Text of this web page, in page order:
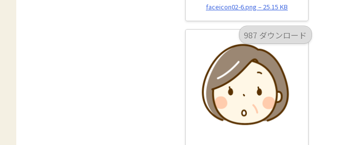
faceicon02-6.png – 25.15 KB
987 ダウンロード